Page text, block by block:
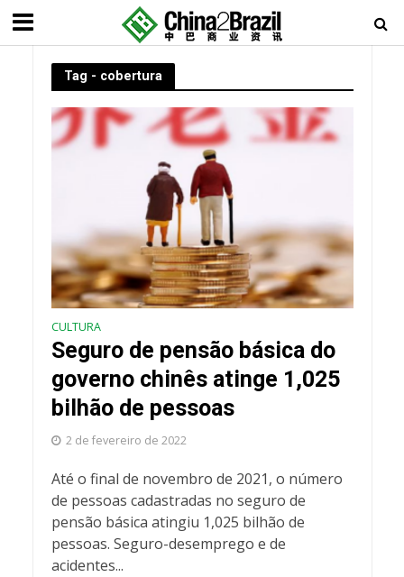
Tag - cobertura
CULTURA
Seguro de pensão básica do
governo chinês atinge 1,025
bilhão de pessoas
2 de fevereiro de 2022
Até o final de novembro de 2021, o número
de pessoas cadastradas no seguro de
pensão básica atingiu 1,025 bilhão de
pessoas. Seguro-desemprego e de
acidentes...